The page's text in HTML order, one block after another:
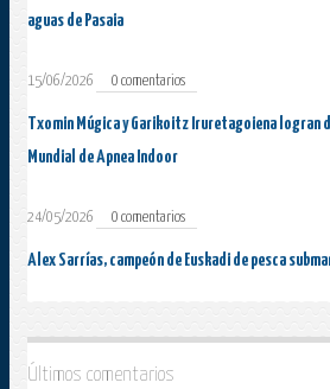
aguas de Pasaia
15/06/2026 0 comentarios
Txomin Múgica y Garikoitz Iruretagoiena logran
Mundial de Apnea Indoor
24/05/2026 0 comentarios
Alex Sarrías, campeón de Euskadi de pesca
Últimos comentarios